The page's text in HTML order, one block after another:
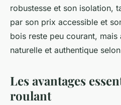
robustesse et son isolation,
par son prix accessible et
bois reste peu courant,
naturelle et authentique
Les avantages
roulant